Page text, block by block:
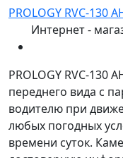
PROLOGY RVC-130
Интернет -
PROLOGY RVC-130
переднего вида с
водителю при
любых погодных
времени суток.